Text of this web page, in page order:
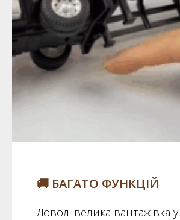
🚚 БАГАТО ФУНКЦІЙ
Доволі велика вантажівка